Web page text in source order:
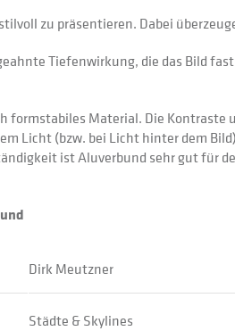
zu präsentieren. Dabei
Tiefenwirkung, die das Bild
formstabiles Material. Die
Licht (bzw. bei Licht hinter dem
ist Aluverbund sehr gut für
Dirk Meutzner
Städte & Skylines